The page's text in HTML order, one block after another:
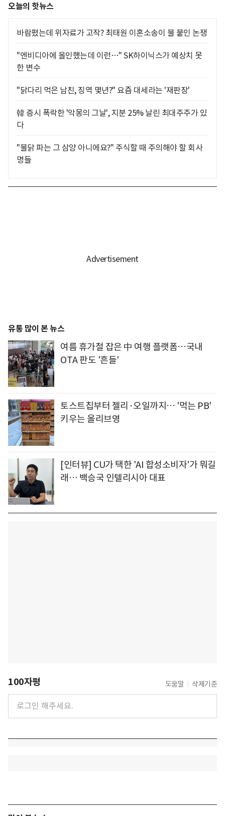
오늘의 핫뉴스
바람폈는데 위자료가 고작? 최태원 이혼소송이 불 붙인 논쟁
"엔비디아에 올인했는데 이런…" SK하이닉스가 예상치 못
한 변수
"닭다리 먹은 남친, 징역 몇년?" 요즘 대세라는 '재판장'
韓 증시 폭락한 '악몽의 그날', 지분 25% 날린 최대주주가 있
다
"불닭 파는 그 삼양 아니에요?" 주식할 때 주의해야 할 회사
명들
유통 많이 본 뉴스
여름 휴가철 잡은 中 여행 플랫폼…국내
OTA 판도 '흔들'
토스트칩부터 젤리·오일까지… '먹는 PB'
키우는 올리브영
[인터뷰] CU가 택한 'AI 합성소비자'가 뭐길
래… 백승국 인텔리시아 대표
100자평 도움말 삭제기준